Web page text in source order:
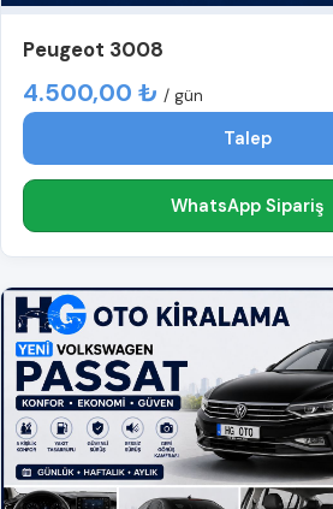
Peugeot 3008
4.500,00 ₺ / gün
Talep
WhatsApp Sipariş